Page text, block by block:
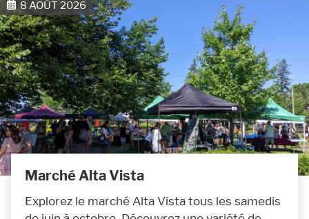
8 AOÛT 2026
Marché Alta Vista
Explorez le marché Alta Vista tous les samedis